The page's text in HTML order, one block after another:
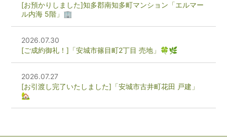
[お預かりしました]知多郡南知多町マンション「エルマー
ル内海 5階」🏢
2026.07.30
[ご成約御礼！]「安城市篠目町2丁目 売地」🍀🌿
2026.07.27
[お引渡し完了いたしました]「安城市古井町花田 戸建」
🏡